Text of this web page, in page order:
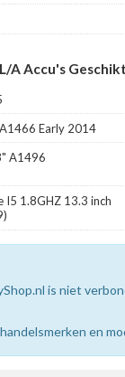
A Accu's
Early 2014
A1496
I5 1.8GHZ 13.3 inch
is niet
en